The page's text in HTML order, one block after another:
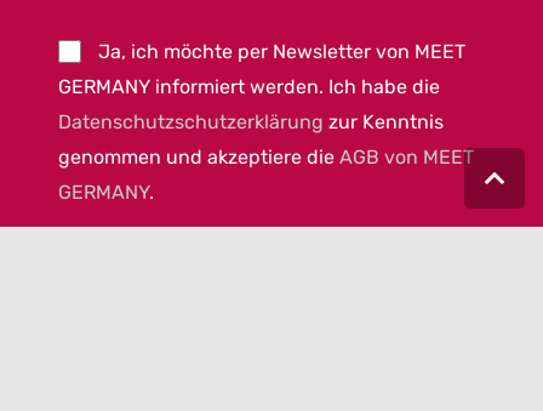
Ja, ich möchte per Newsletter von MEET
GERMANY informiert werden. Ich habe die
Datenschutzschutzerklärung zur Kenntnis
genommen und akzeptiere die AGB von MEET
GERMANY.